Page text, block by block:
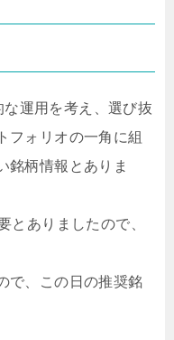
運用を考え、選び抜
フォリオの一角に組
銘柄情報とありま
とありましたので、
で、この日の推奨銘